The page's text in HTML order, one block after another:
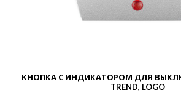
КНОПКА С ИНДИКАТОРОМ ДЛЯ
TREND, LOGO